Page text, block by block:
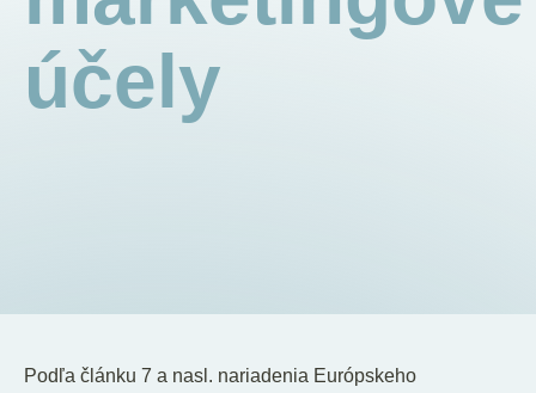
účely
Podľa článku 7 a nasl. nariadenia Európskeho